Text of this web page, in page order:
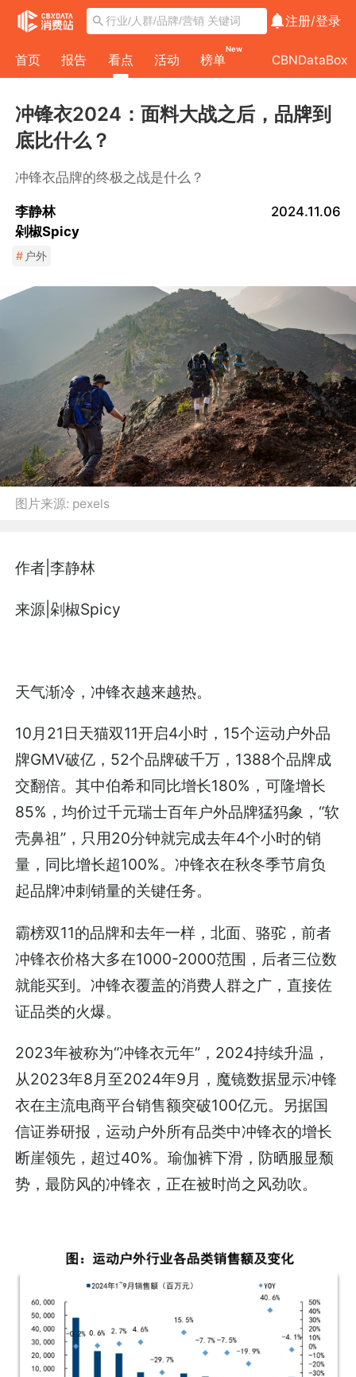
注册/登录
首页 报告 看点 活动 榜单
New
CBNDataBox
冲锋衣2024：面料大战之后，品牌到
底比什么？
冲锋衣品牌的终极之战是什么？
李静林
剁椒Spicy
2024.11.06
# 户外
图片来源: pexels
作者|李静林
来源|剁椒Spicy
天气渐冷，冲锋衣越来越热。
10月21日天猫双11开启4小时，15个运动户外品
牌GMV破亿，52个品牌破千万，1388个品牌成
交翻倍。其中伯希和同比增长180%，可隆增长
85%，均价过千元瑞士百年户外品牌猛犸象，“软
壳鼻祖”，只用20分钟就完成去年4个小时的销
量，同比增长超100%。冲锋衣在秋冬季节肩负
起品牌冲刺销量的关键任务。
霸榜双11的品牌和去年一样，北面、骆驼，前者
冲锋衣价格大多在1000-2000范围，后者三位数
就能买到。冲锋衣覆盖的消费人群之广，直接佐
证品类的火爆。
2023年被称为“冲锋衣元年”，2024持续升温，
从2023年8月至2024年9月，魔镜数据显示冲锋
衣在主流电商平台销售额突破100亿元。另据国
信证券研报，运动户外所有品类中冲锋衣的增长
断崖领先，超过40%。瑜伽裤下滑，防晒服显颓
势，最防风的冲锋衣，正在被时尚之风劲吹。